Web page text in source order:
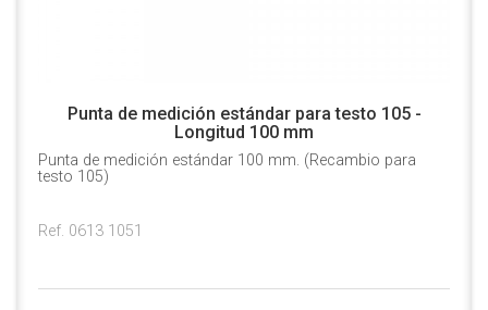
Punta de medición estándar para testo 105 -
Longitud 100 mm
Punta de medición estándar 100 mm. (Recambio para
testo 105)
Ref. 0613 1051